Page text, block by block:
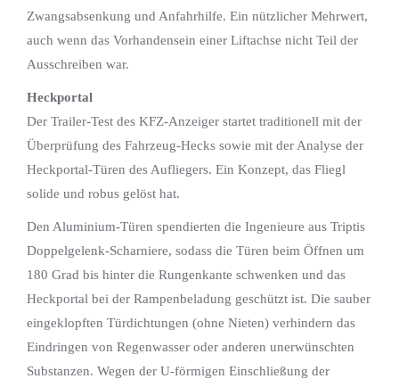
Zwangsabsenkung und Anfahrhilfe. Ein nützlicher Mehrwert,
auch wenn das Vorhandensein einer Liftachse nicht Teil der
Ausschreiben war.
Heckportal
Der Trailer-Test des KFZ-Anzeiger startet traditionell mit der
Überprüfung des Fahrzeug-Hecks sowie mit der Analyse der
Heckportal-Türen des Aufliegers. Ein Konzept, das Fliegl
solide und robus gelöst hat.
Den Aluminium-Türen spendierten die Ingenieure aus Triptis
Doppelgelenk-Scharniere, sodass die Türen beim Öffnen um
180 Grad bis hinter die Rungenkante schwenken und das
Heckportal bei der Rampenbeladung geschützt ist. Die sauber
eingeklopften Türdichtungen (ohne Nieten) verhindern das
Eindringen von Regenwasser oder anderen unerwünschten
Substanzen. Wegen der U-förmigen Einschließung der